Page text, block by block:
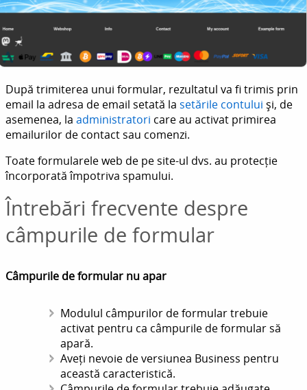
După trimiterea unui formular, rezultatul va fi trimis prin
email la adresa de email setată la setările contului și, de
asemenea, la administratori care au activat primirea
emailurilor de contact sau comenzi.
Toate formularele web de pe site-ul dvs. au protecție
încorporată împotriva spamului.
Întrebări frecvente despre
câmpurile de formular
Câmpurile de formular nu apar
Modulul câmpurilor de formular trebuie
activat pentru ca câmpurile de formular să
apară.
Aveți nevoie de versiunea Business pentru
această caracteristică.